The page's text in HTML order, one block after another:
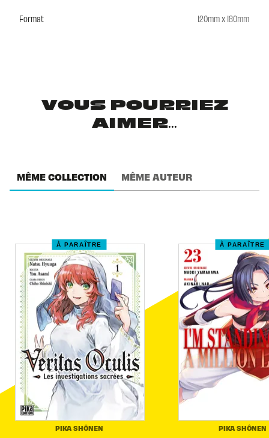
Format
120mm x 180mm
VOUS POURRIEZ
AIMER...
MÊME COLLECTION MÊME AUTEUR
À PARAÎTRE
PIKA SHÔNEN
À PARAÎTRE
PIKA SHÔNEN